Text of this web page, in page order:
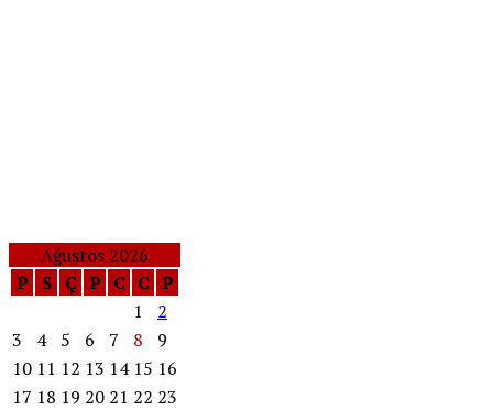
Ağustos 2026
P
S Ç P C C P
1
2
3
4 5 6 7 8
9
10 11 12 13 14 15 16
17 18 19 20 21 22 23